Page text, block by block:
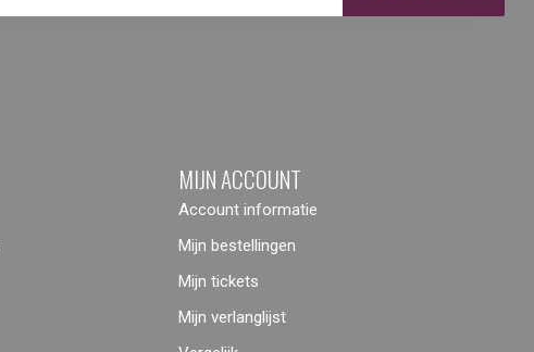
MIJN ACCOUNT
Account informatie
Mijn bestellingen
Mijn tickets
Mijn verlanglijst